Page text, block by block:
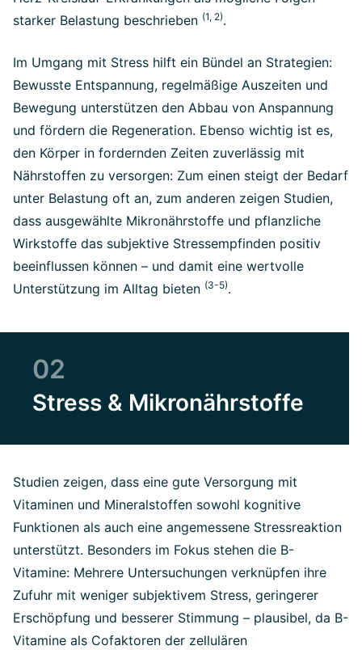
starker Belastung beschrieben (1, 2).
Im Umgang mit Stress hilft ein Bündel an Strategien:
Bewusste Entspannung, regelmäßige Auszeiten und
Bewegung unterstützen den Abbau von Anspannung
und fördern die Regeneration. Ebenso wichtig ist es,
den Körper in fordernden Zeiten zuverlässig mit
Nährstoffen zu versorgen: Zum einen steigt der Bedarf
unter Belastung oft an, zum anderen zeigen Studien,
dass ausgewählte Mikronährstoffe und pflanzliche
Wirkstoffe das subjektive Stressempfinden positiv
beeinflussen können – und damit eine wertvolle
Unterstützung im Alltag bieten (3-5).
02
Stress & Mikronährstoffe
Studien zeigen, dass eine gute Versorgung mit
Vitaminen und Mineralstoffen sowohl kognitive
Funktionen als auch eine angemessene Stressreaktion
unterstützt. Besonders im Fokus stehen die B-
Vitamine: Mehrere Untersuchungen verknüpfen ihre
Zufuhr mit weniger subjektivem Stress, geringerer
Erschöpfung und besserer Stimmung – plausibel, da B-
Vitamine als Cofaktoren der zellulären